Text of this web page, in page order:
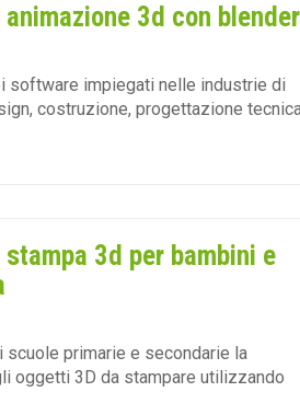
3d con blender
software impiegati nelle industrie di
costruzione, progettazione
3d per bambini e
primarie e secondarie la
oggetti 3D da stampare utilizzando